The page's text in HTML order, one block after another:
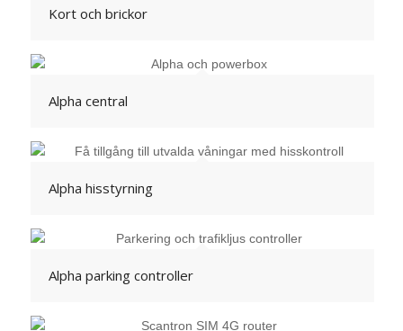
Kort och brickor
Alpha central
Alpha hisstyrning
Alpha parking controller